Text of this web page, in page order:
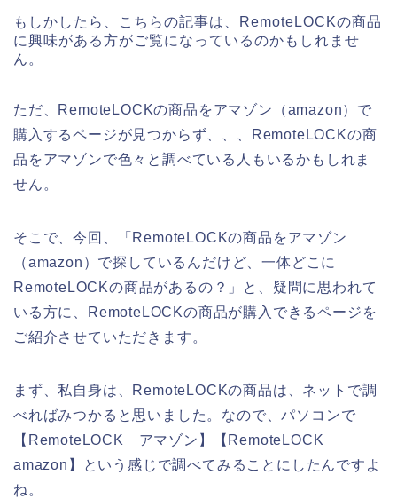
もしかしたら、こちらの記事は、RemoteLOCKの商品
に興味がある方がご覧になっているのかもしれませ
ん。
ただ、RemoteLOCKの商品をアマゾン（amazon）で
購入するページが見つからず、、、RemoteLOCKの商
品をアマゾンで色々と調べている人もいるかもしれま
せん。
そこで、今回、「RemoteLOCKの商品をアマゾン
（amazon）で探しているんだけど、一体どこに
RemoteLOCKの商品があるの？」と、疑問に思われて
いる方に、RemoteLOCKの商品が購入できるページを
ご紹介させていただきます。
まず、私自身は、RemoteLOCKの商品は、ネットで調
べればみつかると思いました。なので、パソコンで
【RemoteLOCK アマゾン】【RemoteLOCK
amazon】という感じで調べてみることにしたんですよ
ね。